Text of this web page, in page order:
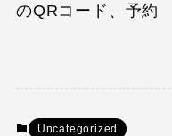
のQRコード、予約
Uncategorized